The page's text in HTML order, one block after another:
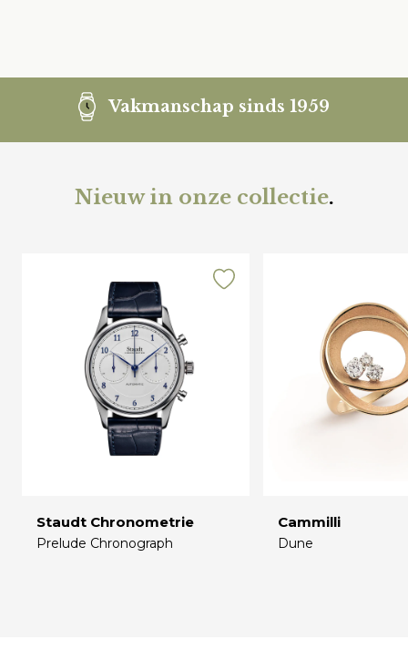
Vakmanschap sinds 1959
Nieuw in onze collectie.
Staudt Chronometrie
Prelude Chronograph
Cammilli
Dune